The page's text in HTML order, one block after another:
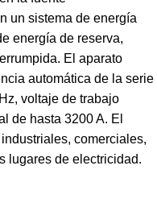
un sistema de energía
energía de reserva,
El aparato
automática de la serie
voltaje de trabajo
de hasta 3200 A. El
comerciales,
lugares de electricidad.